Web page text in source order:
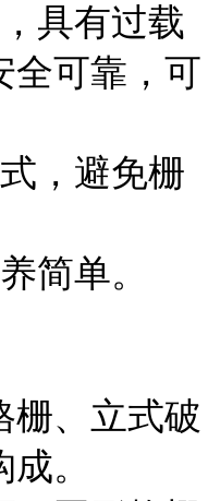
具有过载
全可靠，可
，避免栅
简单。
栅、立式破
。